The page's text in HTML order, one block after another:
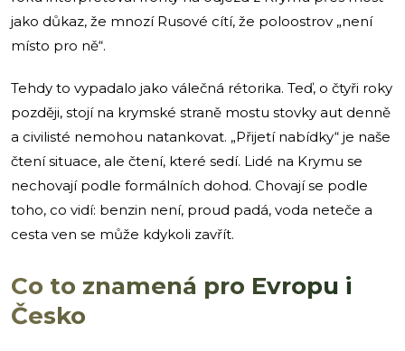
jako důkaz, že mnozí Rusové cítí, že poloostrov „není
místo pro ně“.
Tehdy to vypadalo jako válečná rétorika. Teď, o čtyři roky
později, stojí na krymské straně mostu stovky aut denně
a civilisté nemohou natankovat. „Přijetí nabídky“ je naše
čtení situace, ale čtení, které sedí. Lidé na Krymu se
nechovají podle formálních dohod. Chovají se podle
toho, co vidí: benzin není, proud padá, voda neteče a
cesta ven se může kdykoli zavřít.
Co to znamená pro Evropu i
Česko